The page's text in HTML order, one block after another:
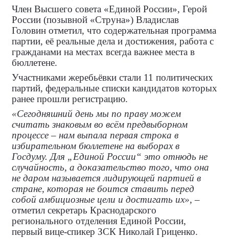
Член Высшего совета «Единой России», Герой
России (позывной «Струна») Владислав
Головин отметил, что содержательная программа
партии, её реальные дела и достижения, работа с
гражданами на местах всегда важнее места в
бюллетене.
Участниками жеребьёвки стали 11 политических
партий, федеральные списки кандидатов которых
ранее прошли регистрацию.
«Сегодняшний день мы по праву можем
считать знаковым во всём предвыборном
процессе – нам выпала первая строка в
избирательном бюллетене на выборах в
Госдуму. Для „Единой России“ это отнюдь не
случайность, а доказательство того, что она
не даром называется лидирующей партией в
стране, которая не боится ставить перед
собой амбициозные цели и достигать их», –
отметил секретарь Краснодарского
регионального отделения Единой России,
первый вице-спикер ЗСК Николай Гриценко.